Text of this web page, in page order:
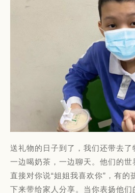
送礼物的日子到了，我们还带去
一边喝奶茶，一边聊天。他们的
直接对你说“姐姐我喜欢你”，有的
下来带给家人分享。当你表扬他